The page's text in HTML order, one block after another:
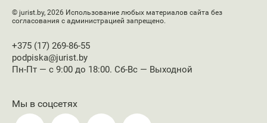
© jurist.by, 2026 Использование любых материалов сайта без
согласования с администрацией запрещено.
+375 (17) 269-86-55
podpiska@jurist.by
Пн-Пт — с 9:00 до 18:00. Сб-Вс — Выходной
Мы в соцсетях